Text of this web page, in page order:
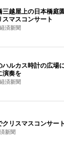
三越屋上の日本橋庭
スマスコンサート
済新聞
ハルカス時計の広場
演奏を
済新聞
クリスマスコンサー
新聞